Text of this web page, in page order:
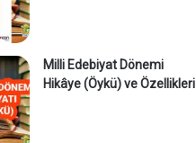
Milli Edebiyat Dönemi
Hikâye (Öykü) ve Özellikleri